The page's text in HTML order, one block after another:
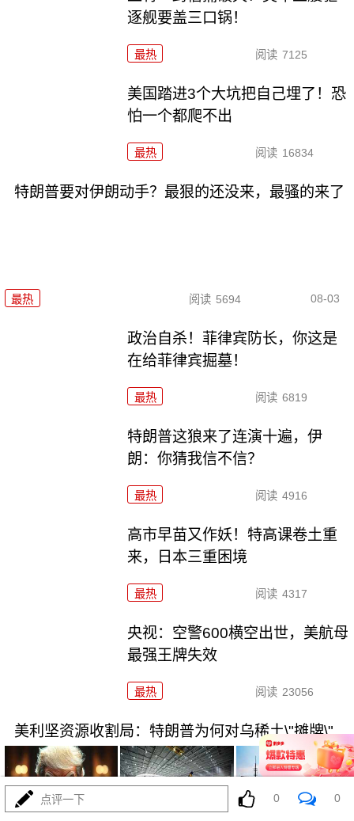
逐舰要盖三口锅！
最热 阅读 7125
美国踏进3个大坑把自己埋了！恐
怕一个都爬不出
最热 阅读 16834
特朗普要对伊朗动手？最狠的还没来，最骚的来了
最热 阅读 5694 08-03
政治自杀！菲律宾防长，你这是
在给菲律宾掘墓！
最热 阅读 6819
特朗普这狼来了连演十遍，伊
朗：你猜我信不信？
最热 阅读 4916
高市早苗又作妖！特高课卷土重
来，日本三重困境
最热 阅读 4317
央视：空警600横空出世，美航母
最强王牌失效
最热 阅读 23056
美利坚资源收割局：特朗普为何对乌稀土\"摊牌\"
点评一下 0 0